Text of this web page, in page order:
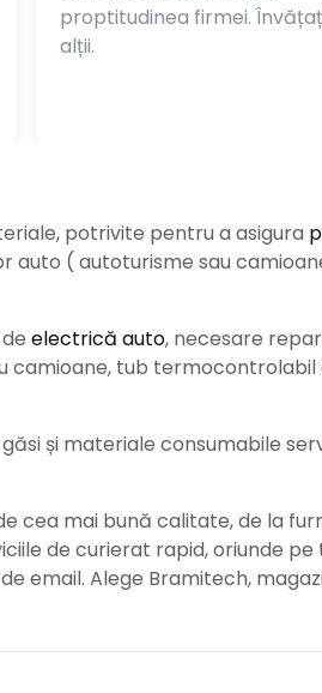
proptitudinea firmei.
alții.
potrivite pentru a asigura
auto ( autoturisme sau
electrică auto, necesare
tub termocontrolabil
și materiale consumabile
cea mai bună calitate, de la
de curierat rapid, oriunde
email. Alege Bramitech,